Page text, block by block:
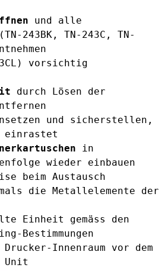
und alle
TN-243BK , TN-243C , TN-
) vorsichtig
durch Lösen der
und sicherstellen,
einrastet
in
wieder einbauen
beim Austausch
die Metallelemente der
Einheit gemäss den
Bestimmungen
Innenraum vor dem
Unit